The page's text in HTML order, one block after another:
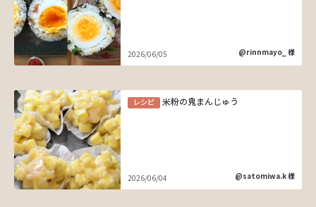
2026/06/05 @rinnmayo_ 様
レシピ 米粉の鬼まんじゅう
2026/06/04 @satomiwa.k 様